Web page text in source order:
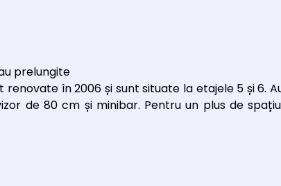
prelungite
în 2006 și sunt situate la etajele 5 și 6.
de 80 cm și minibar. Pentru un plus de